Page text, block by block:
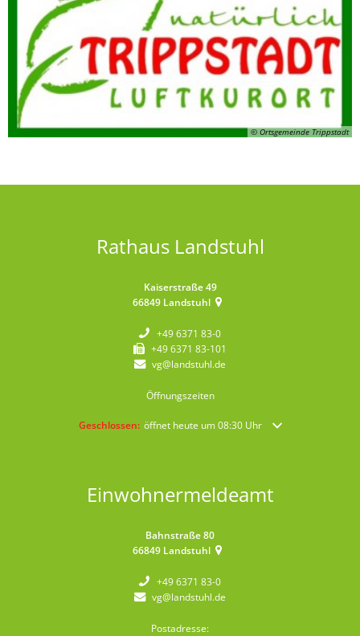
© Ortsgemeinde Trippstadt
Rathaus Landstuhl
Kaiserstraße 49
66849 Landstuhl
+49 6371 83-0
+49 6371 83-101
vg@landstuhl.de
Öffnungszeiten
Klicken, um weitere Öffnungs- oder Schließzeiten
Geschlossen: öffnet heute um 08:30 Uhr
Einwohnermeldeamt
Bahnstraße 80
66849 Landstuhl
+49 6371 83-0
vg@landstuhl.de
Postadresse: